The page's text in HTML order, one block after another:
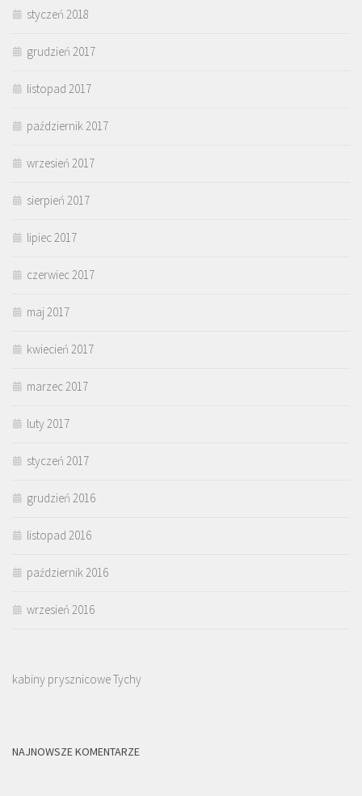
styczeń 2018
grudzień 2017
listopad 2017
październik 2017
wrzesień 2017
sierpień 2017
lipiec 2017
czerwiec 2017
maj 2017
kwiecień 2017
marzec 2017
luty 2017
styczeń 2017
grudzień 2016
listopad 2016
październik 2016
wrzesień 2016
kabiny prysznicowe Tychy
NAJNOWSZE KOMENTARZE